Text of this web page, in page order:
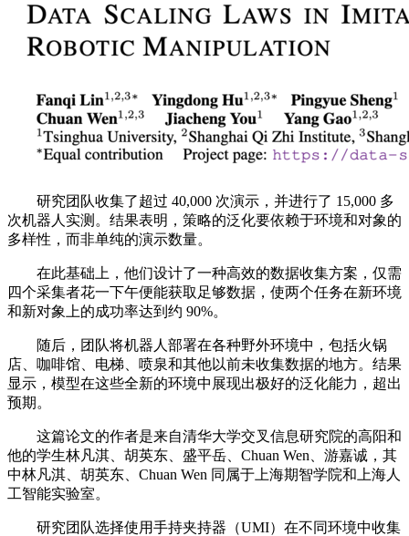
研究团队收集了超过 40,000 次演示，并进行了 15,000 多
次机器人实测。结果表明，策略的泛化要依赖于环境和对象的
多样性，而非单纯的演示数量。
在此基础上，他们设计了一种高效的数据收集方案，仅需
四个采集者花一下午便能获取足够数据，使两个任务在新环境
和新对象上的成功率达到约 90%。
随后，团队将机器人部署在各种野外环境中，包括火锅
店、咖啡馆、电梯、喷泉和其他以前未收集数据的地方。结果
显示，模型在这些全新的环境中展现出极好的泛化能力，超出
预期。
这篇论文的作者是来自清华大学交叉信息研究院的高阳和
他的学生林凡淇、胡英东、盛平岳、Chuan Wen、游嘉诚，其
中林凡淇、胡英东、Chuan Wen 同属于上海期智学院和上海人
工智能实验室。
研究团队选择使用手持夹持器（UMI）在不同环境中收集